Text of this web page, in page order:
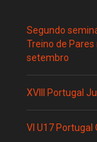
Segundo
Treino de Pares
setembro
XVIII Portugal
VI U17 Portugal